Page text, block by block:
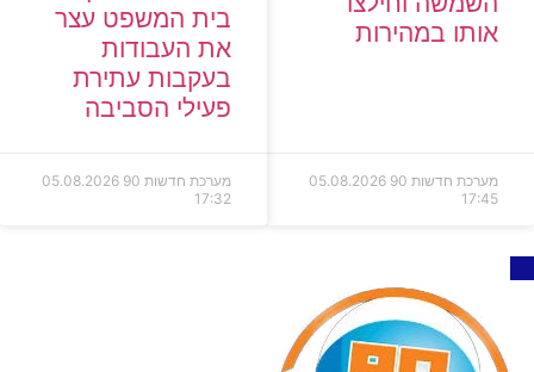
במהירות
חדשות 90
05.08.2026
בית המשפט עצר
את העבודות
בעקבות עתירת
פעילי הסביבה
מערכת חדשות 90
05.08.2026